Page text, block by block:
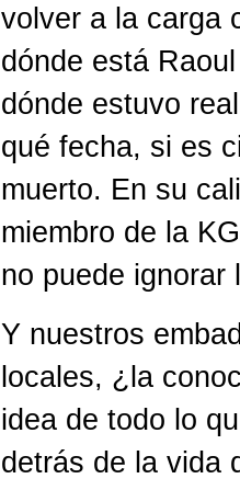
volver a la carga
dónde está
dónde estuvo
qué fecha, si es
muerto. En su
miembro de la
no puede ignorar
Y nuestros
locales, ¿la
idea de todo lo
detrás de la vida